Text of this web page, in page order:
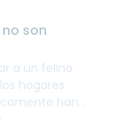
son
a un felino
hogares
han
acerca ...